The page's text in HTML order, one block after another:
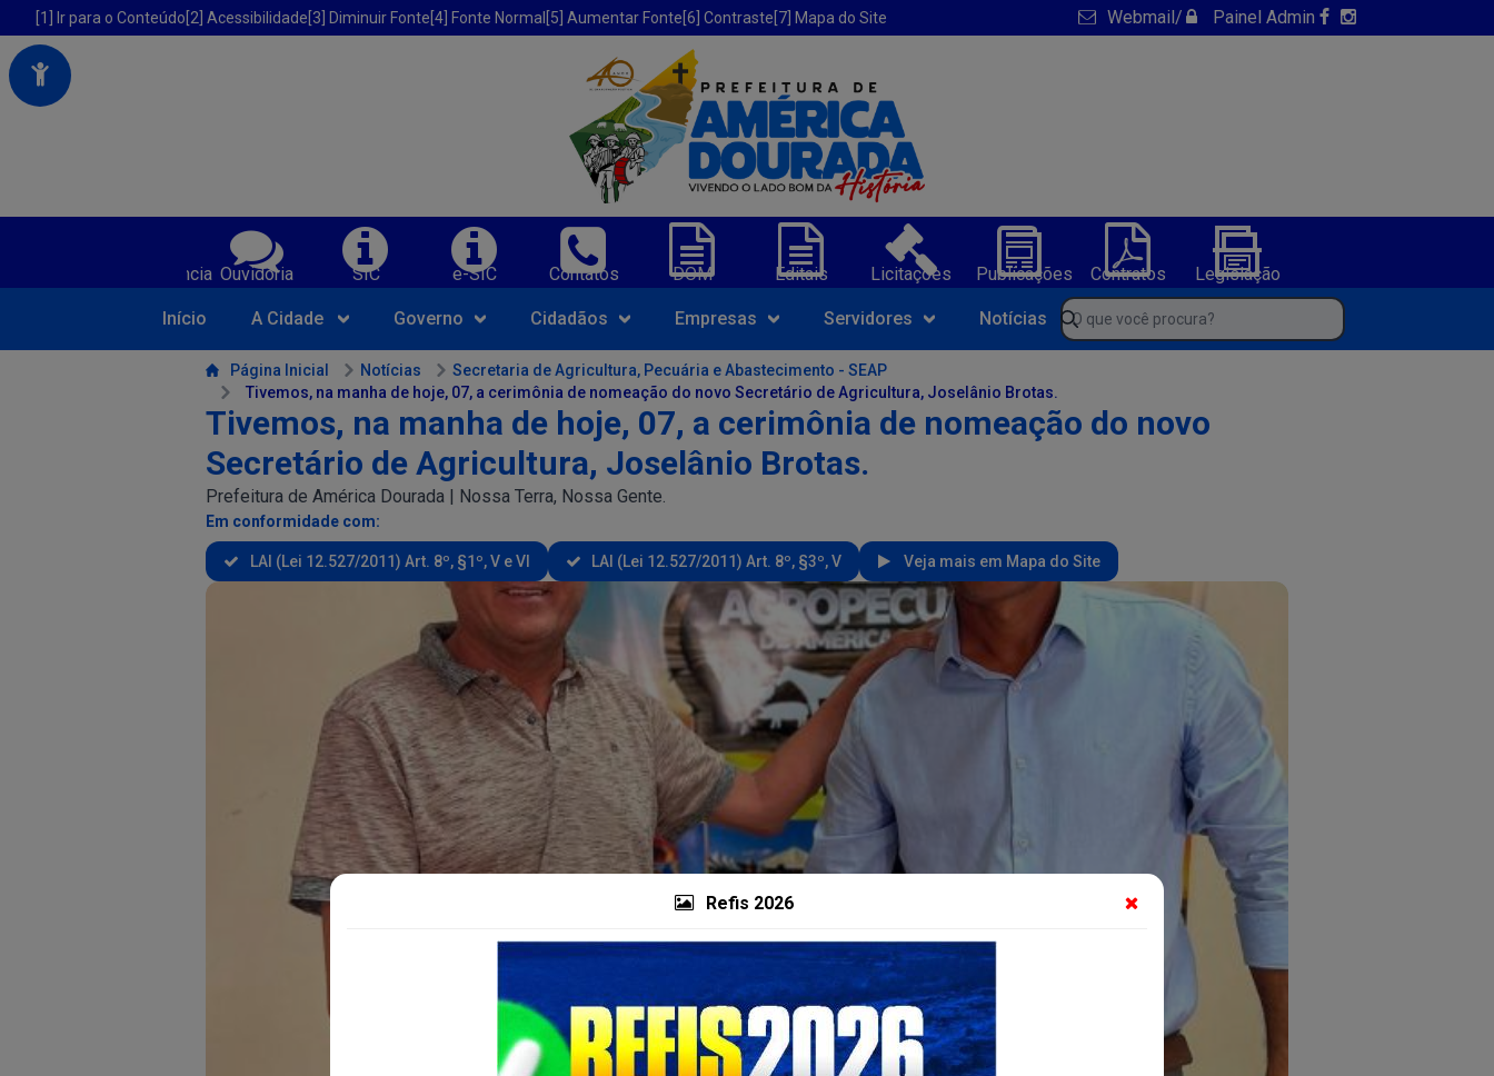
Portal da Prefeitura Municipal de America Dourada-BA
Refis 2026
Acessibilidade da Prefeitura de America Dourada-BA
[1] Ir para o Conteúdo [2] Acessibilidade [3] Diminuir Fonte [4] Fonte Normal [5] Aumentar Fonte [6] Contraste [7] Mapa do Site Webmail/ Painel Admin
Serviços da Prefeitura Municipal de America Dourada-BA;
Transparência Ouvidoria SIC e-SIC Contatos DOM Editais Licitações Publicações Contratos Legislação
Navegue pelo portal da Prefeitura de America Dourada-BA
O que você procura?
Início A Cidade Governo Cidadãos Empresas Servidores Notícias
Conteúdo da Prefeitura de America Dourada-BA
Página Inicial Notícias
Secretaria de Agricultura, Pecuária e Abastecimento - SEAP
Tivemos, na manha de hoje, 07, a cerimônia de nomeação do novo Secretário de Agricultura, Joselânio Brotas.
Tivemos, na manha de hoje, 07, a cerimônia de nomeação do novo
Secretário de Agricultura, Joselânio Brotas.
Prefeitura de América Dourada | Nossa Terra, Nossa Gente.
Em conformidade com:
LAI (Lei 12.527/2011) Art. 8º, §1º, V e VI LAI (Lei 12.527/2011) Art. 8º, §3º, V Veja mais em Mapa do Site